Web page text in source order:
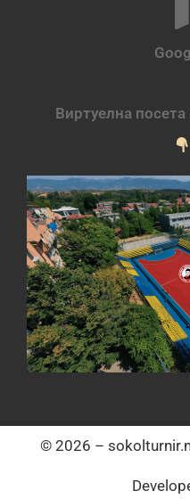
Виртуелна
© 2026 –